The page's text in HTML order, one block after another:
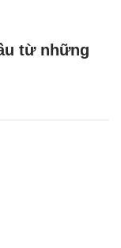
từ những